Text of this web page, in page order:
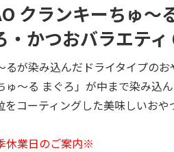
クランキーちゅ～
・かつおバラエテ
るが染み込んだドライタイプのお
ゅ～る まぐろ」が中まで染み込
をコーティングした美味しいおや
休業日のご案内※